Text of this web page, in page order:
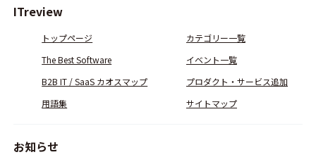
ITreview
トップページ
カテゴリー一覧
The Best Software
イベント一覧
B2B IT / SaaS カオスマップ
プロダクト・サービス追加
用語集
サイトマップ
お知らせ